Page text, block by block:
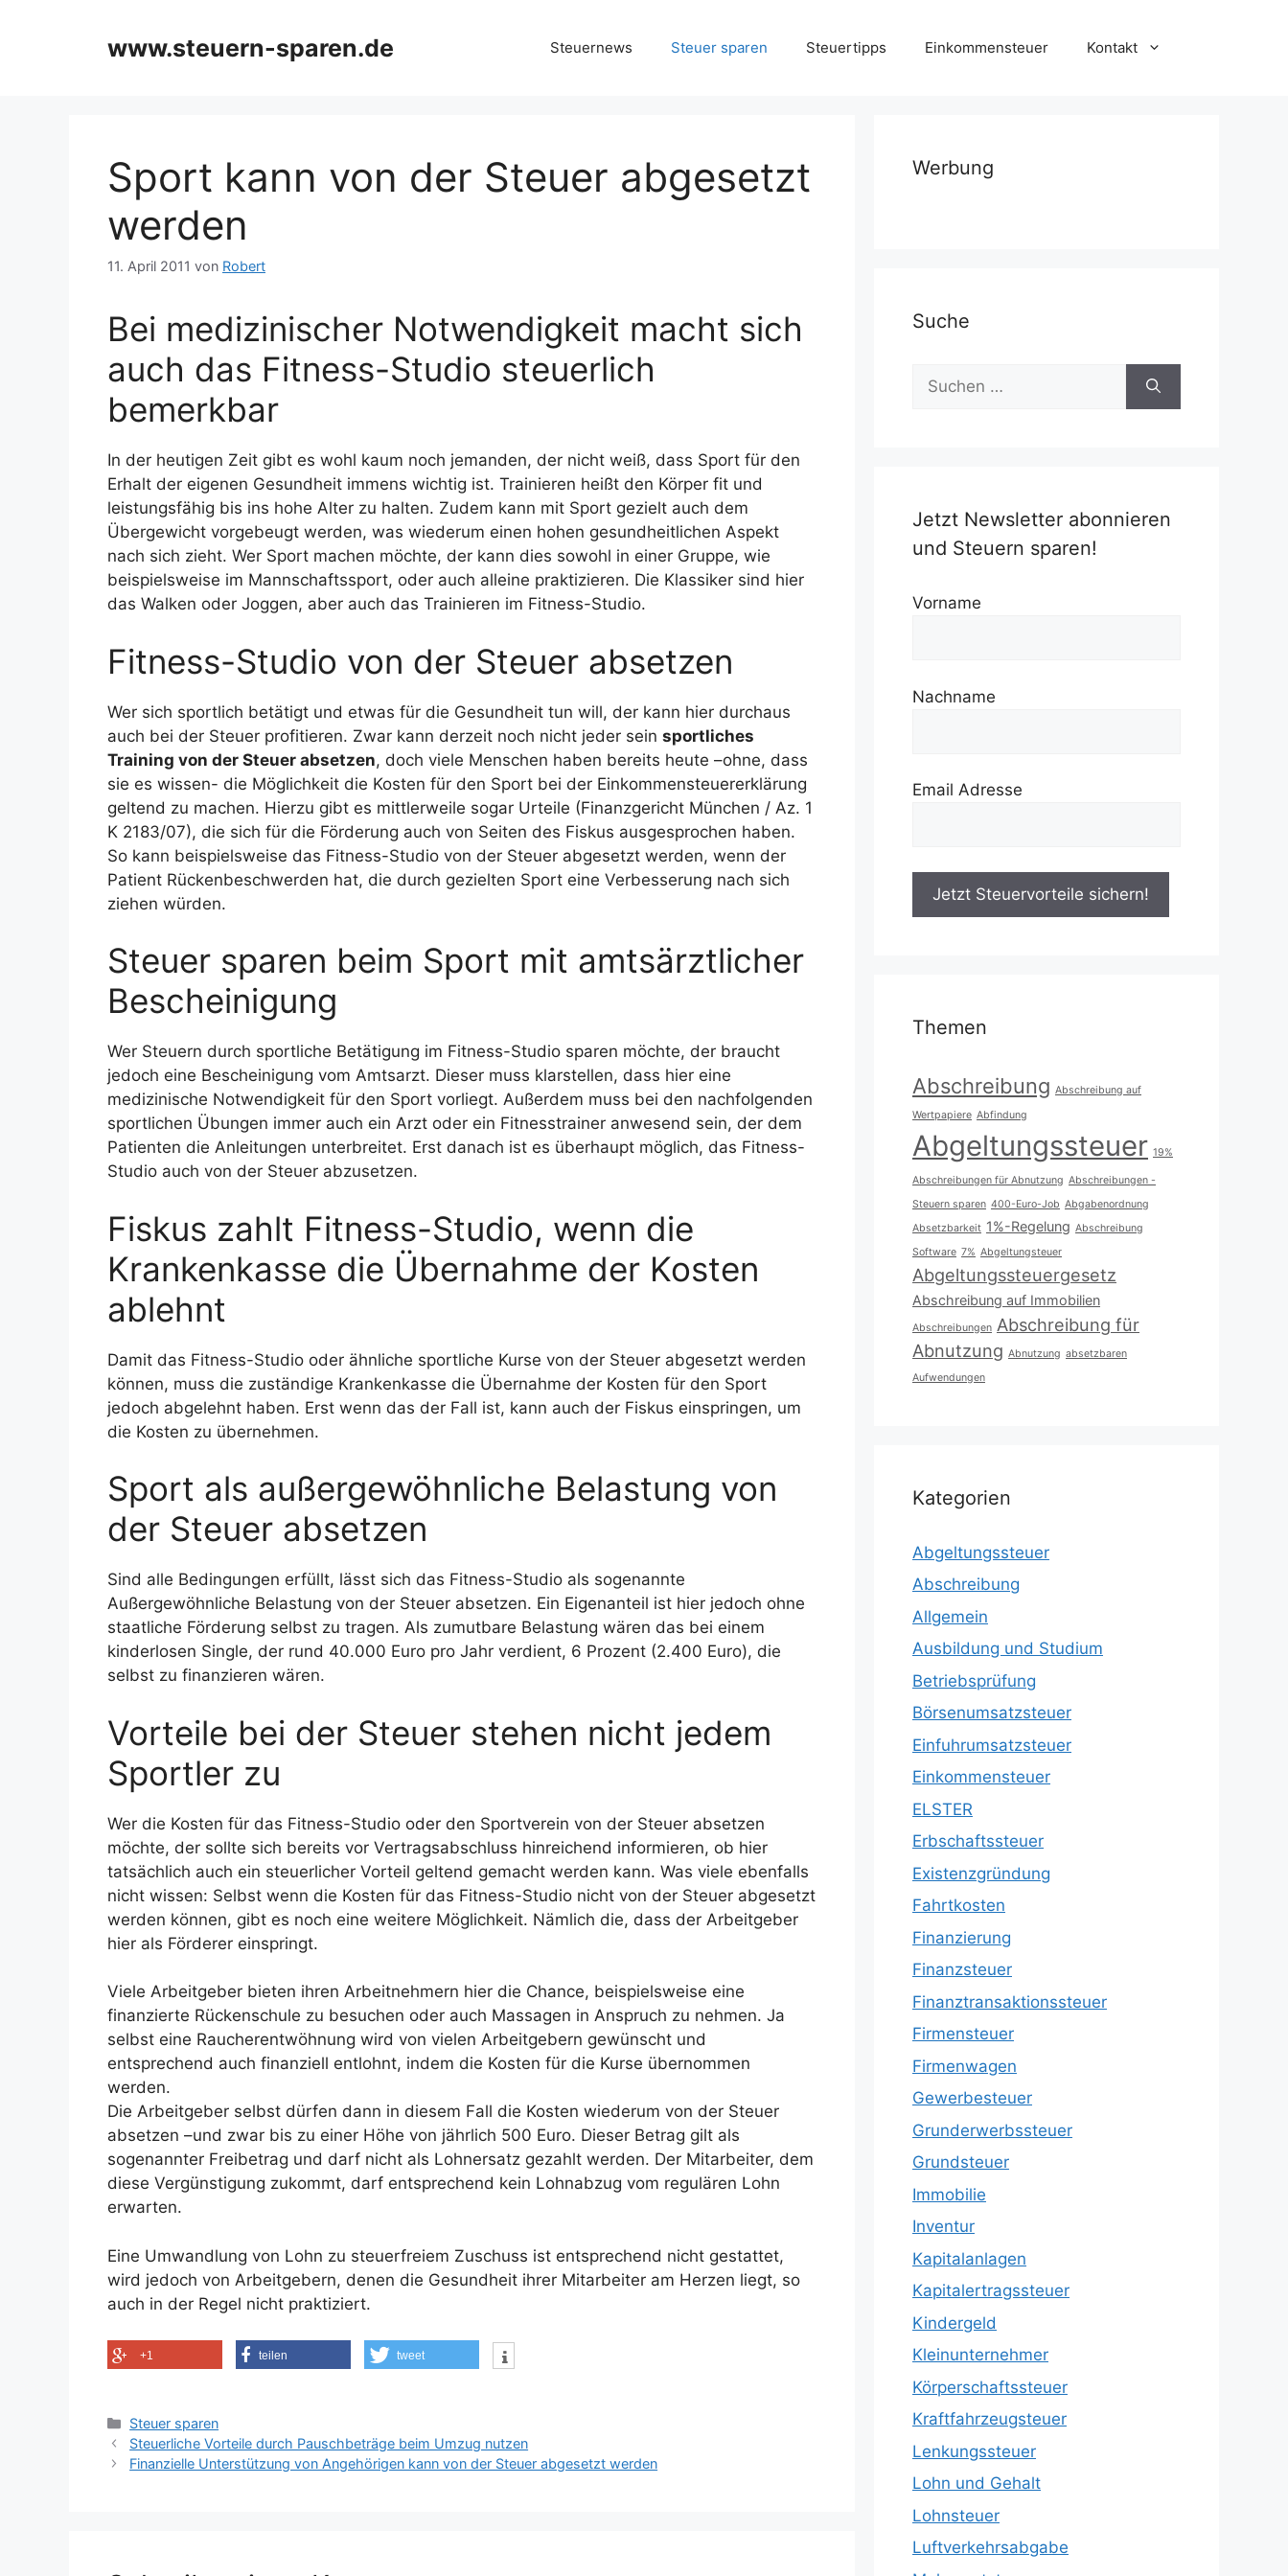
www.steuern-sparen.de Steuernews Steuer sparen Steuertipps Einkommensteuer Kontakt
Sport kann von der Steuer abgesetzt
werden
11. April 2011 von Robert
Bei medizinischer Notwendigkeit macht sich
auch das Fitness-Studio steuerlich
bemerkbar
In der heutigen Zeit gibt es wohl kaum noch jemanden, der nicht weiß, dass Sport für den
Erhalt der eigenen Gesundheit immens wichtig ist. Trainieren heißt den Körper fit und
leistungsfähig bis ins hohe Alter zu halten. Zudem kann mit Sport gezielt auch dem
Übergewicht vorgebeugt werden, was wiederum einen hohen gesundheitlichen Aspekt
nach sich zieht. Wer Sport machen möchte, der kann dies sowohl in einer Gruppe, wie
beispielsweise im Mannschaftssport, oder auch alleine praktizieren. Die Klassiker sind hier
das Walken oder Joggen, aber auch das Trainieren im Fitness-Studio.
Fitness-Studio von der Steuer absetzen
Wer sich sportlich betätigt und etwas für die Gesundheit tun will, der kann hier durchaus
auch bei der Steuer profitieren. Zwar kann derzeit noch nicht jeder sein sportliches
Training von der Steuer absetzen, doch viele Menschen haben bereits heute –ohne, dass
sie es wissen- die Möglichkeit die Kosten für den Sport bei der Einkommensteuererklärung
geltend zu machen. Hierzu gibt es mittlerweile sogar Urteile (Finanzgericht München / Az. 1
K 2183/07), die sich für die Förderung auch von Seiten des Fiskus ausgesprochen haben.
So kann beispielsweise das Fitness-Studio von der Steuer abgesetzt werden, wenn der
Patient Rückenbeschwerden hat, die durch gezielten Sport eine Verbesserung nach sich
ziehen würden.
Steuer sparen beim Sport mit amtsärztlicher
Bescheinigung
Wer Steuern durch sportliche Betätigung im Fitness-Studio sparen möchte, der braucht
jedoch eine Bescheinigung vom Amtsarzt. Dieser muss klarstellen, dass hier eine
medizinische Notwendigkeit für den Sport vorliegt. Außerdem muss bei den nachfolgenden
sportlichen Übungen immer auch ein Arzt oder ein Fitnesstrainer anwesend sein, der dem
Patienten die Anleitungen unterbreitet. Erst danach ist es überhaupt möglich, das Fitness-
Studio auch von der Steuer abzusetzen.
Fiskus zahlt Fitness-Studio, wenn die
Krankenkasse die Übernahme der Kosten
ablehnt
Damit das Fitness-Studio oder ähnliche sportliche Kurse von der Steuer abgesetzt werden
können, muss die zuständige Krankenkasse die Übernahme der Kosten für den Sport
jedoch abgelehnt haben. Erst wenn das der Fall ist, kann auch der Fiskus einspringen, um
die Kosten zu übernehmen.
Sport als außergewöhnliche Belastung von
der Steuer absetzen
Sind alle Bedingungen erfüllt, lässt sich das Fitness-Studio als sogenannte
Außergewöhnliche Belastung von der Steuer absetzen. Ein Eigenanteil ist hier jedoch ohne
staatliche Förderung selbst zu tragen. Als zumutbare Belastung wären das bei einem
kinderlosen Single, der rund 40.000 Euro pro Jahr verdient, 6 Prozent (2.400 Euro), die
selbst zu finanzieren wären.
Vorteile bei der Steuer stehen nicht jedem
Sportler zu
Wer die Kosten für das Fitness-Studio oder den Sportverein von der Steuer absetzen
möchte, der sollte sich bereits vor Vertragsabschluss hinreichend informieren, ob hier
tatsächlich auch ein steuerlicher Vorteil geltend gemacht werden kann. Was viele ebenfalls
nicht wissen: Selbst wenn die Kosten für das Fitness-Studio nicht von der Steuer abgesetzt
werden können, gibt es noch eine weitere Möglichkeit. Nämlich die, dass der Arbeitgeber
hier als Förderer einspringt.
Viele Arbeitgeber bieten ihren Arbeitnehmern hier die Chance, beispielsweise eine
finanzierte Rückenschule zu besuchen oder auch Massagen in Anspruch zu nehmen. Ja
selbst eine Raucherentwöhnung wird von vielen Arbeitgebern gewünscht und
entsprechend auch finanziell entlohnt, indem die Kosten für die Kurse übernommen
werden.
Die Arbeitgeber selbst dürfen dann in diesem Fall die Kosten wiederum von der Steuer
absetzen –und zwar bis zu einer Höhe von jährlich 500 Euro. Dieser Betrag gilt als
sogenannter Freibetrag und darf nicht als Lohnersatz gezahlt werden. Der Mitarbeiter, dem
diese Vergünstigung zukommt, darf entsprechend kein Lohnabzug vom regulären Lohn
erwarten.
Eine Umwandlung von Lohn zu steuerfreiem Zuschuss ist entsprechend nicht gestattet,
wird jedoch von Arbeitgebern, denen die Gesundheit ihrer Mitarbeiter am Herzen liegt, so
auch in der Regel nicht praktiziert.
+1 teilen tweet
Kategorien
Steuer sparen
Steuerliche Vorteile durch Pauschbeträge beim Umzug nutzen
Finanzielle Unterstützung von Angehörigen kann von der Steuer abgesetzt werden
Werbung
Suche
Suchen
nach:
Jetzt Newsletter abonnieren
und Steuern sparen!
Vorname
Nachname
Email Adresse
Themen
Abschreibung Abschreibung auf
Wertpapiere Abfindung
Abgeltungssteuer 19%
Abschreibungen für Abnutzung Abschreibungen -
Steuern sparen 400-Euro-Job Abgabenordnung
Absetzbarkeit 1%-Regelung Abschreibung
Software 7% Abgeltungsteuer
Abgeltungssteuergesetz
Abschreibung auf Immobilien
Abschreibungen Abschreibung für
Abnutzung Abnutzung absetzbaren
Aufwendungen
Kategorien
Abgeltungssteuer
Abschreibung
Allgemein
Ausbildung und Studium
Betriebsprüfung
Börsenumsatzsteuer
Einfuhrumsatzsteuer
Einkommensteuer
ELSTER
Erbschaftssteuer
Existenzgründung
Fahrtkosten
Finanzierung
Finanzsteuer
Finanztransaktionssteuer
Firmensteuer
Firmenwagen
Gewerbesteuer
Grunderwerbssteuer
Grundsteuer
Immobilie
Inventur
Kapitalanlagen
Kapitalertragssteuer
Kindergeld
Kleinunternehmer
Körperschaftssteuer
Kraftfahrzeugsteuer
Lenkungssteuer
Lohn und Gehalt
Lohnsteuer
Luftverkehrsabgabe